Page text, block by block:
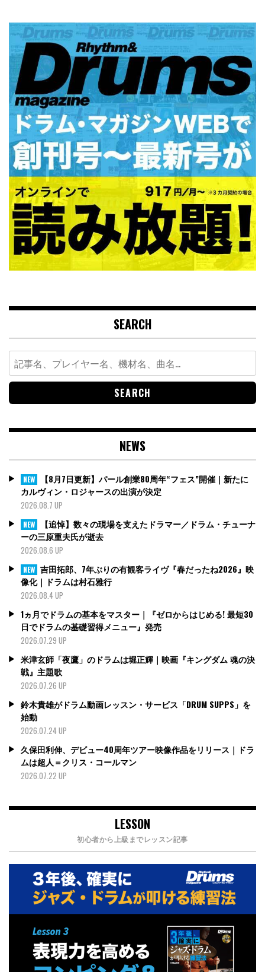
SEARCH
Search
for:
NEWS
NEW
【8月7日更新】パール創業80周年“フェス”開催｜新たに
カルヴィン・ロジャースの出演が決定
2026.08.7 UP
NEW
【追悼】数々の現場を支えたドラマー／ドラム・チューナ
ーの三原重夫氏が逝去
2026.08.6 UP
NEW 吉田拓郎、7年ぶりの有観客ライヴ『春だったね2026』映
像化｜ドラムは村石雅行
2026.08.4 UP
1ヵ月でドラムの基本をマスター｜『ゼロからはじめる! 最短30
日でドラムの基礎習得メニュー』発売
2026.07.29 UP
米津玄師「夜鷹」のドラムは堀正輝｜映画『キングダム 魂の決
戦』主題歌
2026.07.26 UP
鈴木貴雄がドラム動画レッスン・サービス「DRUM SUPPS」を
始動
2026.07.24 UP
久保田利伸、デビュー40周年ツアー映像作品をリリース｜ドラ
ムは超人＝クリス・コールマン
2026.07.22 UP
LESSON
初心者から上級までレッスン記事